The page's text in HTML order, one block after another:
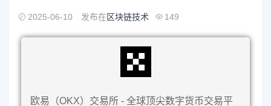
2025-06-10 发布在区块链技术 149
欧易（OKX）交易所 - 全球顶尖数字货币交易平